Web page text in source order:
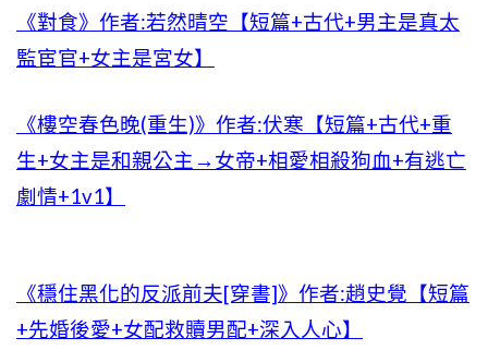
《對食》作者:若然晴空【短篇+古代+男主是真太
監宦官+女主是宮女】
《樓空春色晚(重生)》作者:伏寒【短篇+古代+重
生+女主是和親公主→女帝+相愛相殺狗血+有逃亡
劇情+1v1】
《穩住黑化的反派前夫[穿書]》作者:趙史覺【短篇
+先婚後愛+女配救贖男配+深入人心】